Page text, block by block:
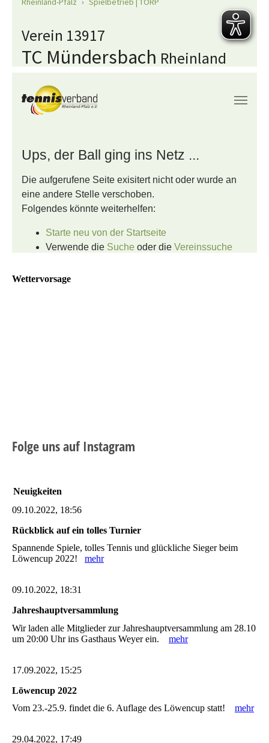
Wettervorsage
Folge uns auf Instagram
Neuigkeiten
09.10.2022, 18:56
Rückblick auf ein tolles Turnier
Spannende Spiele, tolles Tennis und glückliche Sieger beim
Löwencup 2022! mehr
09.10.2022, 18:31
Jahreshauptversammlung
Wir laden alle Mitglieder zur Jahreshauptversammlung am 28.10
um 20:00 Uhr ins Gasthaus Weyer ein. mehr
17.09.2022, 15:25
Löwencup 2022
Vom 23.-25.9. findet die 6. Auflage des Löwencup statt! mehr
29.04.2022, 17:49